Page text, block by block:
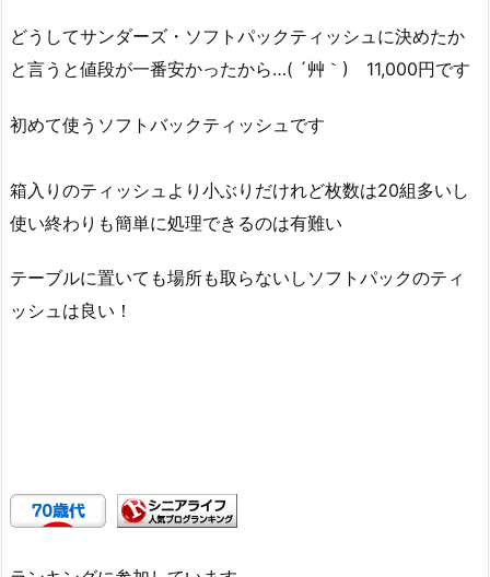
どうしてサンダーズ・ソフトパックティッシュに決めたか
と言うと値段が一番安かったから…( ´艸｀) 11,000円です
初めて使うソフトバックティッシュです
箱入りのティッシュより小ぶりだけれど枚数は20組多いし
使い終わりも簡単に処理できるのは有難い
テーブルに置いても場所も取らないしソフトパックのティ
ッシュは良い！